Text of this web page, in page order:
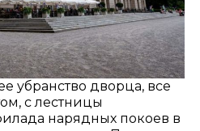
убранство дворца, все
с лестницы
нарядных покоев в